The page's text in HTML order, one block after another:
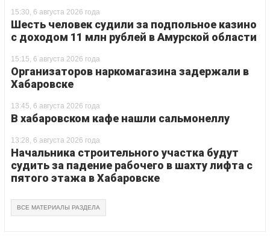
15:30, 6 августа 2026 года
Шесть человек судили за подпольное казино
с доходом 11 млн рублей в Амурской области
15:15, 6 августа 2026 года
Организаторов наркомагазина задержали в
Хабаровске
13:45, 6 августа 2026 года
В хабаровском кафе нашли сальмонеллу
13:28, 6 августа 2026 года
Начальника строительного участка будут
судить за падение рабочего в шахту лифта с
пятого этажа в Хабаровске
ВСЕ МАТЕРИАЛЫ РАЗДЕЛА